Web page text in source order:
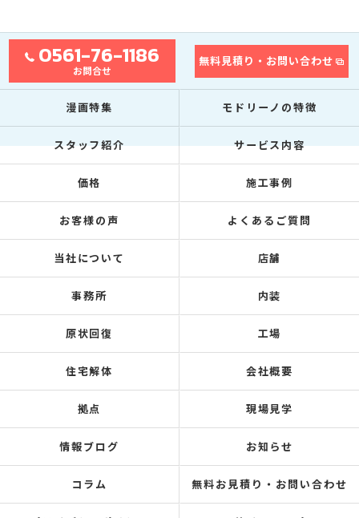
0561-76-1186
お問合せ
無料見積り・お問い合わせ
漫画特集 モドリーノの特徴
スタッフ紹介 サービス内容
価格 施工事例
お客様の声 よくあるご質問
当社について 店舗
事務所 内装
原状回復 工場
住宅解体 会社概要
拠点 現場見学
情報ブログ お知らせ
コラム 無料お見積り・お問い合わせ